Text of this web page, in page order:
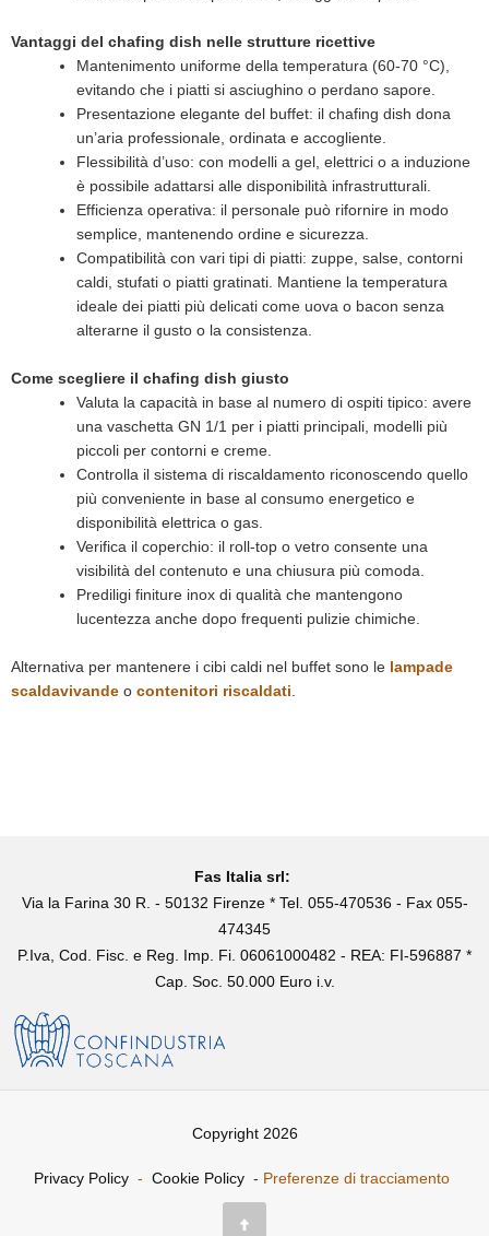
Vantaggi del chafing dish nelle strutture ricettive
Mantenimento uniforme della temperatura (60-70 °C),
evitando che i piatti si asciughino o perdano sapore.
Presentazione elegante del buffet: il chafing dish dona
un’aria professionale, ordinata e accogliente.
Flessibilità d’uso: con modelli a gel, elettrici o a induzione
è possibile adattarsi alle disponibilità infrastrutturali.
Efficienza operativa: il personale può rifornire in modo
semplice, mantenendo ordine e sicurezza.
Compatibilità con vari tipi di piatti: zuppe, salse, contorni
caldi, stufati o piatti gratinati. Mantiene la temperatura
ideale dei piatti più delicati come uova o bacon senza
alterarne il gusto o la consistenza.
Come scegliere il chafing dish giusto
Valuta la capacità in base al numero di ospiti tipico: avere
una vaschetta GN 1/1 per i piatti principali, modelli più
piccoli per contorni e creme.
Controlla il sistema di riscaldamento riconoscendo quello
più conveniente in base al consumo energetico e
disponibilità elettrica o gas.
Verifica il coperchio: il roll-top o vetro consente una
visibilità del contenuto e una chiusura più comoda.
Prediligi finiture inox di qualità che mantengono
lucentezza anche dopo frequenti pulizie chimiche.
Alternativa per mantenere i cibi caldi nel buffet sono le lampade
scaldavivande o contenitori riscaldati.
Fas Italia srl:
Via la Farina 30 R. - 50132 Firenze * Tel. 055-470536 - Fax 055-
474345
P.Iva, Cod. Fisc. e Reg. Imp. Fi. 06061000482 - REA: FI-596887 *
Cap. Soc. 50.000 Euro i.v.
Copyright 2026
Privacy Policy - Cookie Policy - Preferenze di tracciamento